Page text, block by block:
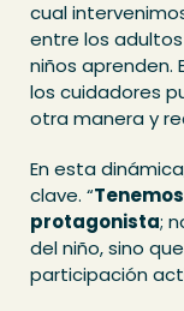
cual
entre los adultos
niños aprenden.
los cuidadores
otra manera y
En esta
clave. “
protagonista;
del niño, sino
participación